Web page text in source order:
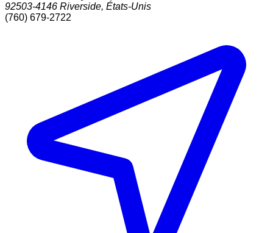
92503-4146 Riverside, États-Unis
(760) 679-2722